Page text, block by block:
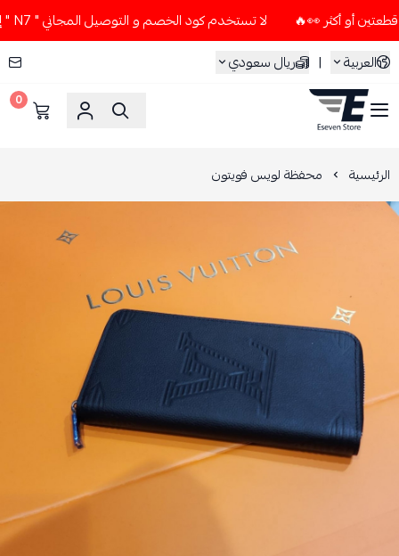
لا تستخدم كود الخصم و التوصيل المجاني " N7 " إلا إذا طلبت قطعتين أو أكثر 👀🔥
العربية
| ريال سعودي
ESEVEN STORE
0
الرئيسية محفظة لويس فويتون